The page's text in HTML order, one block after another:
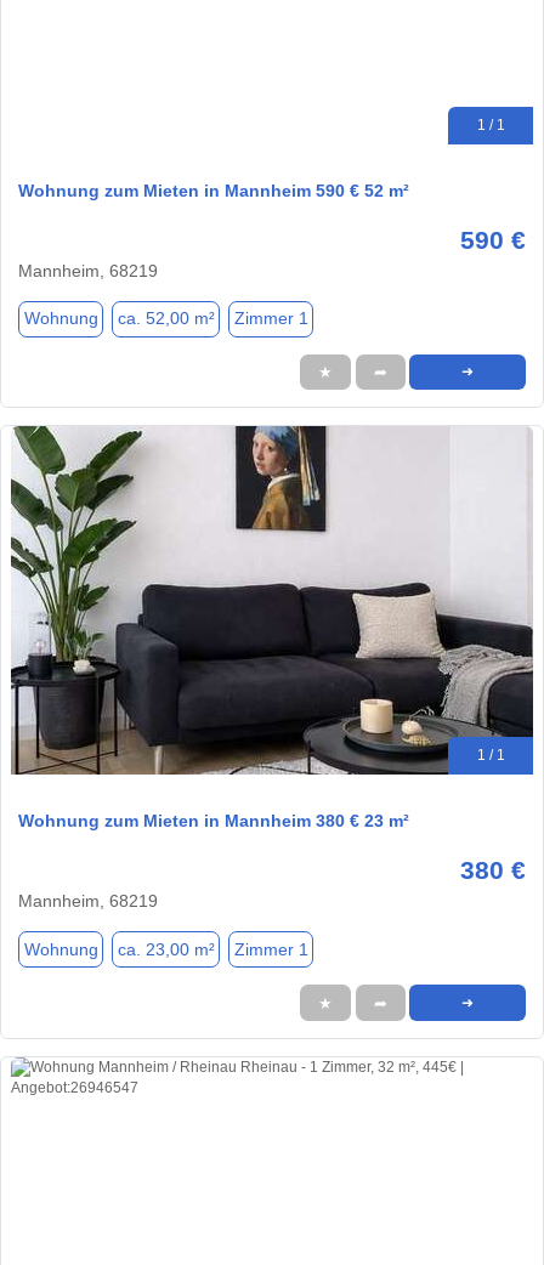
1 / 1
Wohnung zum Mieten in Mannheim 590 € 52 m²
590 €
Mannheim, 68219
Wohnung ca. 52,00 m² Zimmer 1
★ ➦ ➜
1 / 1
Wohnung zum Mieten in Mannheim 380 € 23 m²
380 €
Mannheim, 68219
Wohnung ca. 23,00 m² Zimmer 1
★ ➦ ➜